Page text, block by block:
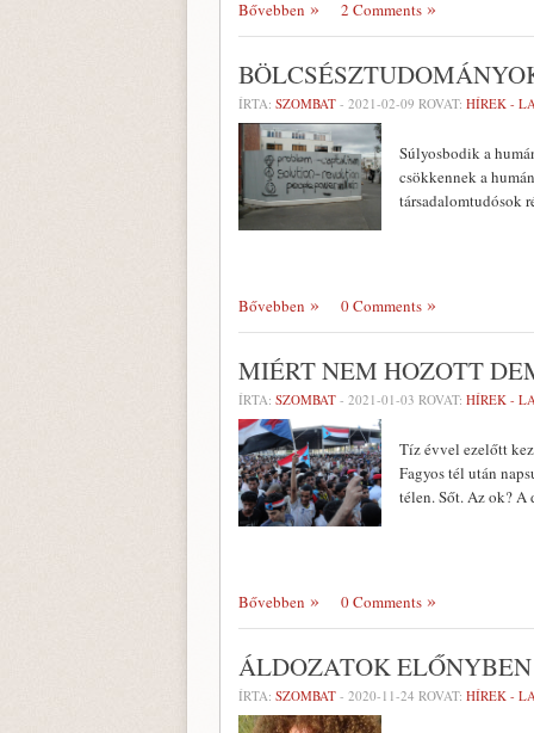
Bővebben 2 Comments
ÍRTA: SZOMBAT - 2021-02-09 ROVAT: HÍREK -
Súlyosbodik a
csökkennek a
társadalomtudósok
Bővebben 0 Comments
MIÉRT NEM HOZOTT
ÍRTA: SZOMBAT - 2021-01-03 ROVAT: HÍREK -
Tíz évvel ezelőtt
Fagyos tél után
télen. Sőt. Az ok?
Bővebben 0 Comments
ÁLDOZATOK ELŐNYBEN
ÍRTA: SZOMBAT - 2020-11-24 ROVAT: HÍREK -